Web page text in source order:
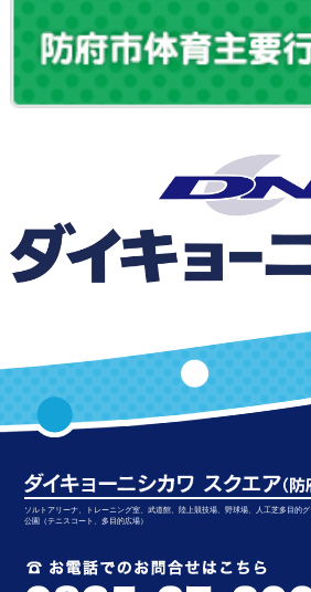
ソルトアリーナ、トレーニング室、武道館、陸上競技場、野球場、人工芝多目的
公園（テニスコート、多目的広場）